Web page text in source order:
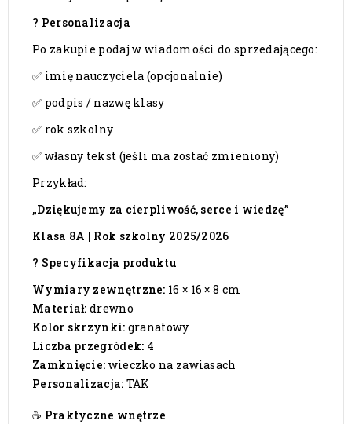
? Personalizacja
Po zakupie podaj w wiadomości do sprzedającego:
✅ imię nauczyciela (opcjonalnie)
✅ podpis / nazwę klasy
✅ rok szkolny
✅ własny tekst (jeśli ma zostać zmieniony)
Przykład:
„Dziękujemy za cierpliwość, serce i wiedzę”
Klasa 8A | Rok szkolny 2025/2026
? Specyfikacja produktu
Wymiary zewnętrzne: 16 × 16 × 8 cm
Materiał: drewno
Kolor skrzynki: granatowy
Liczba przegródek: 4
Zamknięcie: wieczko na zawiasach
Personalizacja: TAK
☕ Praktyczne wnętrze